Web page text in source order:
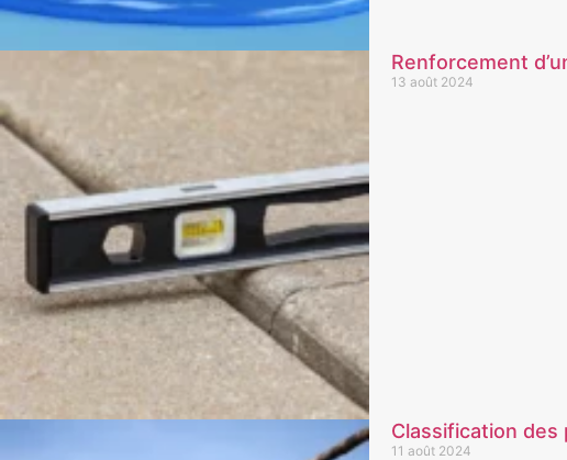
Renforcement
13 août 2024
Classification
11 août 2024